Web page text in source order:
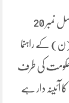
فیصل آباد (سٹاف رپورٹر) سابق چیئرمین سٹی کونسل نمبر 20
کے راہنما
حکومت کی طرف
امنگوں کا آئینہ دار ہے